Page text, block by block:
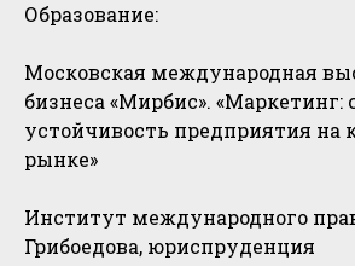
Образование:
Московская международная
бизнеса «Мирбис». «Маркетинг:
устойчивость предприятия на
рынке»
Институт международного
Грибоедова, юриспруденция